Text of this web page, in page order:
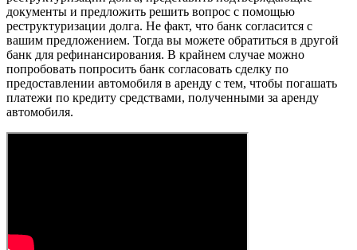
документы и предложить решить вопрос с помощью
реструктуризации долга. Не факт, что банк согласится с
вашим предложением. Тогда вы можете обратиться в другой
банк для рефинансирования. В крайнем случае можно
попробовать попросить банк согласовать сделку по
предоставлении автомобиля в аренду с тем, чтобы погашать
платежи по кредиту средствами, полученными за аренду
автомобиля.